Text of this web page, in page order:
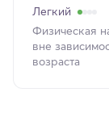
Легкий
Физическая
вне
возраста